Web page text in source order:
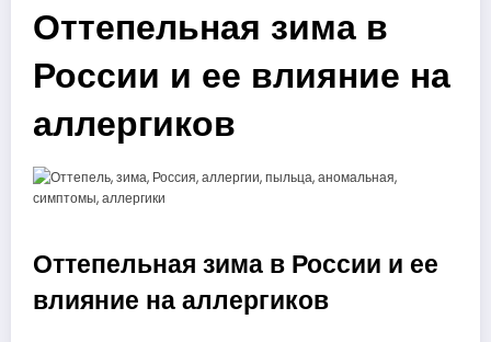
Оттепельная зима в
России и ее влияние на
аллергиков
Оттепельная зима в России и ее
влияние на аллергиков